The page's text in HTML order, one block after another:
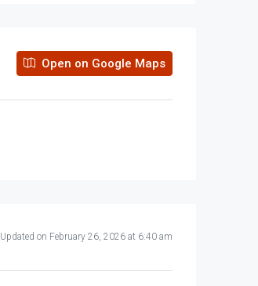
Open on Google Maps
Updated on February 26, 2026 at 6:40 am